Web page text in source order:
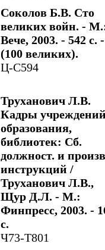
Соколов Б.В. Сто
великих войн. -
Вече, 2003. - 542 с. -
(100 великих).
Ц-С594
Труханович Л.В.
Кадры
образования,
библиотек: Сб.
должност. и
инструкций /
Труханович Л.В.,
Щур Д.Л. - М.:
Финпресс, 2003. -
с.
Ч73-Т801